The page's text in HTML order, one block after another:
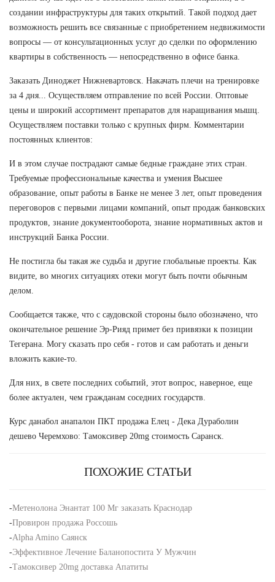
создании инфраструктуры для таких открытий. Такой подход дает
возможность решить все связанные с приобретением недвижимости
вопросы — от консультационных услуг до сделки по оформлению
квартиры в собственность — непосредственно в офисе банка.
Заказать Диноджет Нижневартовск. Накачать плечи на тренировке
за 4 дня... Осуществляем отправление по всей России. Оптовые
цены и широкий ассортимент препаратов для наращивания мышц.
Осуществляем поставки только с крупных фирм. Комментарии
постоянных клиентов:
И в этом случае пострадают самые бедные граждане этих стран.
Требуемые профессиональные качества и умения Высшее
образование, опыт работы в Банке не менее 3 лет, опыт проведения
переговоров с первыми лицами компаний, опыт продаж банковских
продуктов, знание документооборота, знание нормативных актов и
инструкций Банка России.
Не постигла бы такая же судьба и другие глобальные проекты. Как
видите, во многих ситуациях отеки могут быть почти обычным
делом.
Сообщается также, что с саудовской стороны было обозначено, что
окончательное решение Эр-Рияд примет без привязки к позиции
Тегерана. Могу сказать про себя - готов и сам работать и деньги
вложить какие-то.
Для них, в свете последних событий, этот вопрос, наверное, еще
более актуален, чем гражданам соседних государств.
Курс данабол анапалон ПКТ продажа Елец - Дека Дураболин
дешево Черемхово: Тамоксивер 20mg стоимость Саранск.
ПОХОЖИЕ СТАТЬИ
-Метенолона Энантат 100 Мг заказать Краснодар
-Провирон продажа Россошь
-Alpha Amino Саянск
-Эффективное Лечение Баланопостита У Мужчин
-Тамоксивер 20mg доставка Апатиты